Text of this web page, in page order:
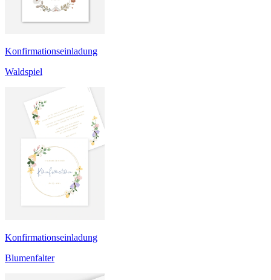
Konfirmationseinladung
Waldspiel
Konfirmationseinladung
Blumenfalter